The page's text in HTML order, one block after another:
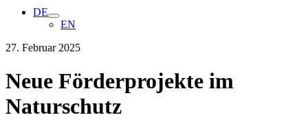
DE
EN
27. Februar 2025
Neue Förderprojekte im
Naturschutz